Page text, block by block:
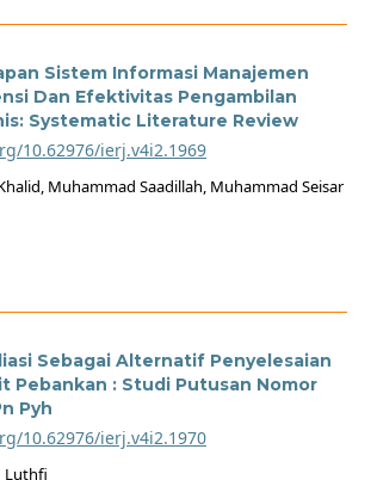
Sistem Informasi Manajemen
Dan Efektivitas Pengambilan
Systematic Literature Review
10.62976/ierj.v4i2.1969
Muhammad Saadillah, Muhammad Seisar
Sebagai Alternatif Penyelesaian
Pebankan : Studi Putusan Nomor
Pyh
10.62976/ierj.v4i2.1970
Luthfi